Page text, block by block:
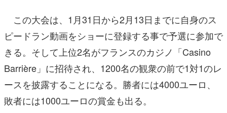
この大会は、1月31日から2月13日までに自身のス
ピードラン動画をショーに登録する事で予選に参加で
きる。そして上位2名がフランスのカジノ「Casino
Barrière」に招待され、1200名の観衆の前で1対1のレ
ースを披露することになる。勝者には4000ユーロ、
敗者には1000ユーロの賞金も出る。